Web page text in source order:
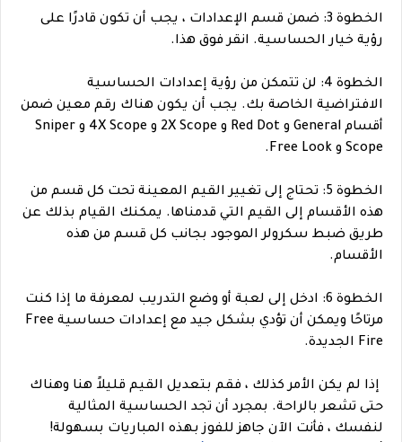
الخطوة 3: ضمن قسم الإعدادات ، يجب أن تكون قادرًا على
رؤية خيار الحساسية. انقر فوق هذا.
الخطوة 4: لن تتمكن من رؤية إعدادات الحساسية
الافتراضية الخاصة بك. يجب أن يكون هناك رقم معين ضمن
أقسام General و Red Dot و 2X Scope و 4X Scope و Sniper
Scope و Free Look.
الخطوة 5: تحتاج إلى تغيير القيم المعينة تحت كل قسم من
هذه الأقسام إلى القيم التي قدمناها. يمكنك القيام بذلك عن
طريق ضبط سكرولر الموجود بجانب كل قسم من هذه
الأقسام.
الخطوة 6: ادخل إلى لعبة أو وضع التدريب لمعرفة ما إذا كنت
مرتاحًا ويمكن أن تؤدي بشكل جيد مع إعدادات حساسية Free
Fire الجديدة.
إذا لم يكن الأمر كذلك ، فقم بتعديل القيم قليلاً هنا وهناك
حتى تشعر بالراحة. بمجرد أن تجد الحساسية المثالية
لنفسك ، فأنت الآن جاهز للفوز بهذه المباريات بسهولة!